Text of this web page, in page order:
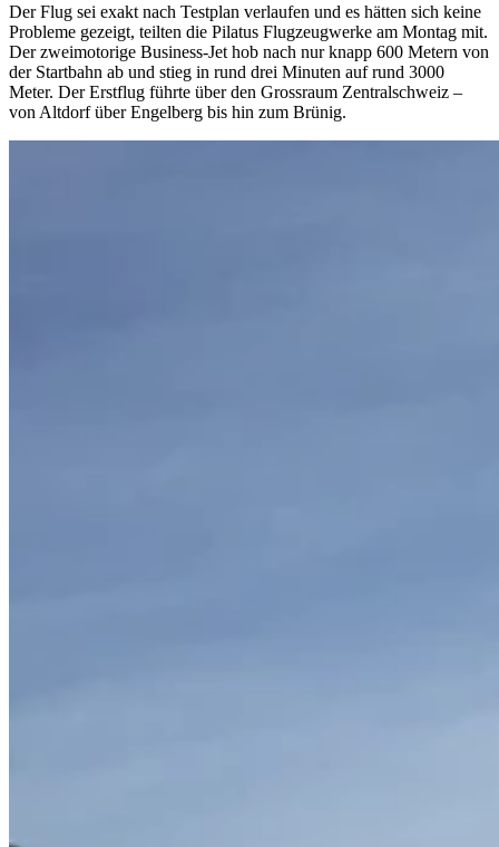
Der Flug sei exakt nach Testplan verlaufen und es hätten sich keine
Probleme gezeigt, teilten die Pilatus Flugzeugwerke am Montag mit.
Der zweimotorige Business-Jet hob nach nur knapp 600 Metern von
der Startbahn ab und stieg in rund drei Minuten auf rund 3000
Meter. Der Erstflug führte über den Grossraum Zentralschweiz –
von Altdorf über Engelberg bis hin zum Brünig.